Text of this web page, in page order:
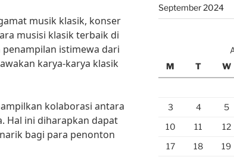
musik klasik, konser
musisi klasik terbaik di
istimewa dari
karya-karya klasik
kolaborasi antara
Hal ini diharapkan dapat
bagi para penonton
September 2024
M
T W
3
4 5
10
11 12
17
18 19